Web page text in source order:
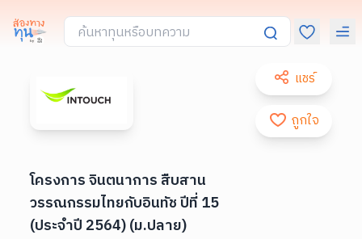
แชร์
ถูกใจ
โครงการ จินตนาการ สืบสาน
วรรณกรรมไทยกับอินทัช ปีที่ 15
(ประจำปี 2564) (ม.ปลาย)